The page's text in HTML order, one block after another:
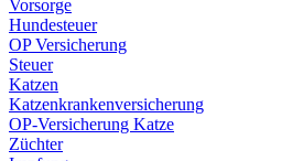
Vorsorge
Hundesteuer
OP Versicherung
Steuer
Katzen
Katzenkrankenversicherung
OP-Versicherung Katze
Züchter